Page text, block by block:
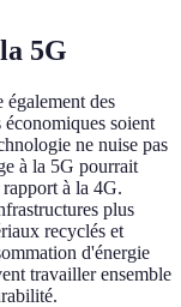
5G
également des
soient
ne nuise pas
à la 5G pourrait
à la 4G.
plus
recyclés et
d'énergie
travailler ensemble